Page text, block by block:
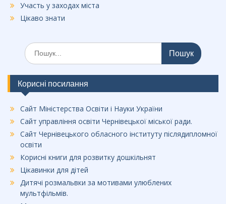
Участь у заходах міста
Цікаво знати
Шукати:
Корисні посилання
Сайт Міністерства Освіти і Науки України
Сайт управління освіти Чернівецької міської ради.
Сайт Чернівецького обласного інституту післядипломної
освіти
Корисні книги для розвитку дошкільнят
Цікавинки для дітей
Дитячі розмальвки за мотивами улюблених
мультфільмів.